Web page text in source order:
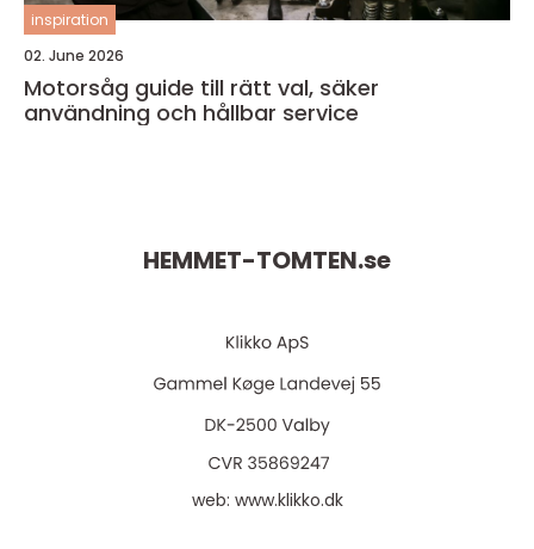
inspiration
02. June 2026
Motorsåg guide till rätt val, säker
användning och hållbar service
HEMMET-TOMTEN.se
web: www.klikko.dk